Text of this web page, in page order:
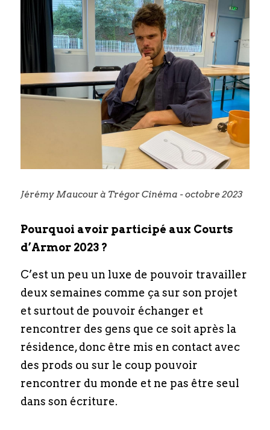
Jérémy Maucour à Trégor Cinéma - octobre 2023
Pourquoi avoir participé aux Courts
d’Armor 2023 ?
C’est un peu un luxe de pouvoir travailler
deux semaines comme ça sur son projet
et surtout de pouvoir échanger et
rencontrer des gens que ce soit après la
résidence, donc être mis en contact avec
des prods ou sur le coup pouvoir
rencontrer du monde et ne pas être seul
dans son écriture.